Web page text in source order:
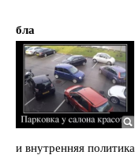
бла
и внутренняя